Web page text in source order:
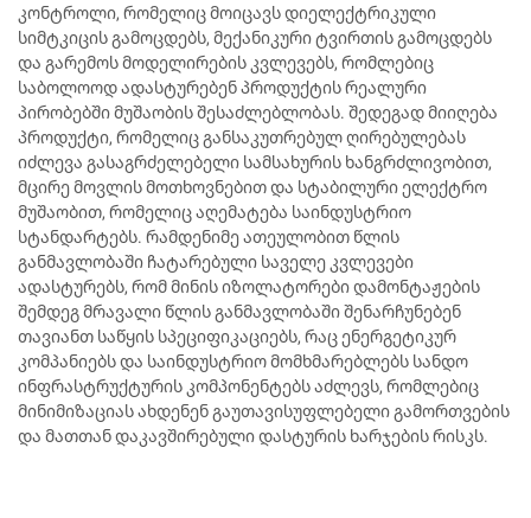
კონტროლი, რომელიც მოიცავს დიელექტრიკული
სიმტკიცის გამოცდებს, მექანიკური ტვირთის გამოცდებს
და გარემოს მოდელირების კვლევებს, რომლებიც
საბოლოოდ ადასტურებენ პროდუქტის რეალური
პირობებში მუშაობის შესაძლებლობას. შედეგად მიიღება
პროდუქტი, რომელიც განსაკუთრებულ ღირებულებას
იძლევა გასაგრძელებელი სამსახურის ხანგრძლივობით,
მცირე მოვლის მოთხოვნებით და სტაბილური ელექტრო
მუშაობით, რომელიც აღემატება საინდუსტრიო
სტანდარტებს. რამდენიმე ათეულობით წლის
განმავლობაში ჩატარებული საველე კვლევები
ადასტურებს, რომ მინის იზოლატორები დამონტაჟების
შემდეგ მრავალი წლის განმავლობაში შენარჩუნებენ
თავიანთ საწყის სპეციფიკაციებს, რაც ენერგეტიკურ
კომპანიებს და საინდუსტრიო მომხმარებლებს სანდო
ინფრასტრუქტურის კომპონენტებს აძლევს, რომლებიც
მინიმიზაციას ახდენენ გაუთავისუფლებელი გამორთვების
და მათთან დაკავშირებული დასტურის ხარჯების რისკს.